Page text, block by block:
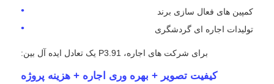
کمپین های فعال سازی برند
تولیدات اجاره ای گردشگری
برای شرکت های اجاره، P3.91 یک تعادل ایده آل بین:
کیفیت تصویر + بهره وری اجاره + هزینه پروژه